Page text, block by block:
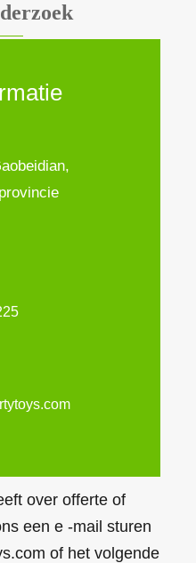
over offerte of
een e -mail sturen
of het volgende